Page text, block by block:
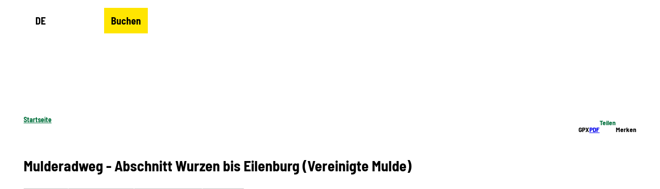
DE Buchen
Startseite
GPXPDF
Teilen
Merken
Mulderadweg - Abschnitt Wurzen bis Eilenburg (Vereinigte Mulde)